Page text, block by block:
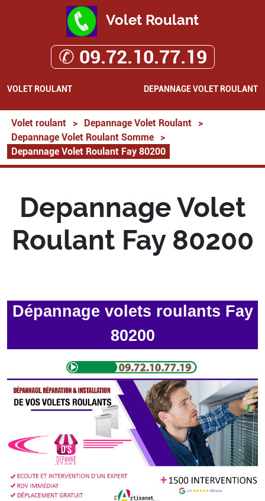
Volet Roulant
✆ 09.72.10.77.19
VOLET ROULANT DEPANNAGE VOLET ROULANT
Volet roulant > Depannage Volet Roulant
>
Depannage Volet Roulant Somme
>
Depannage Volet Roulant Fay 80200
Depannage Volet
Roulant Fay 80200
Dépannage volets roulants Fay
80200